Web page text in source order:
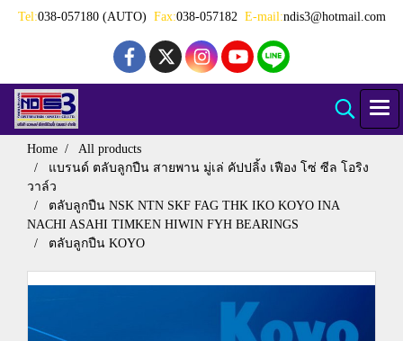
Tel:038-057180 (AUTO) Fax:038-057182 E-mail:ndis3@hotmail.com
Home
All products
แบรนด์ ตลับลูกปืน สายพาน มู่เล่ คัปปลิ้ง เฟือง โซ่ ซีล โอริง
วาล์ว
ตลับลูกปืน NSK NTN SKF FAG THK IKO KOYO INA
NACHI ASAHI TIMKEN HIWIN FYH BEARINGS
ตลับลูกปืน KOYO